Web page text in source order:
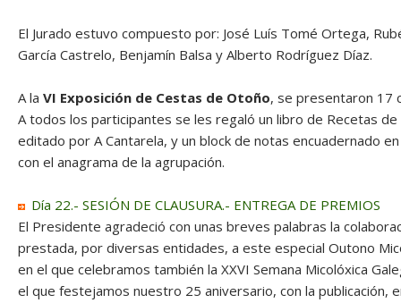
El Jurado estuvo compuesto por: José Luís Tomé Ortega,
García Castrelo, Benjamín Balsa y Alberto Rodríguez Díaz.
A la VI Exposición de Cestas de Otoño, se presentaron 17
A todos los participantes se les regaló un libro de Recetas de
editado por A Cantarela, y un block de notas encuadernado
con el anagrama de la agrupación.
Día 22.- SESIÓN DE CLAUSURA.- ENTREGA DE PREMIOS
El Presidente agradeció con unas breves palabras la
prestada, por diversas entidades, a este especial Outono
en el que celebramos también la XXVI Semana Micolóxica
el que festejamos nuestro 25 aniversario, con la publicación,